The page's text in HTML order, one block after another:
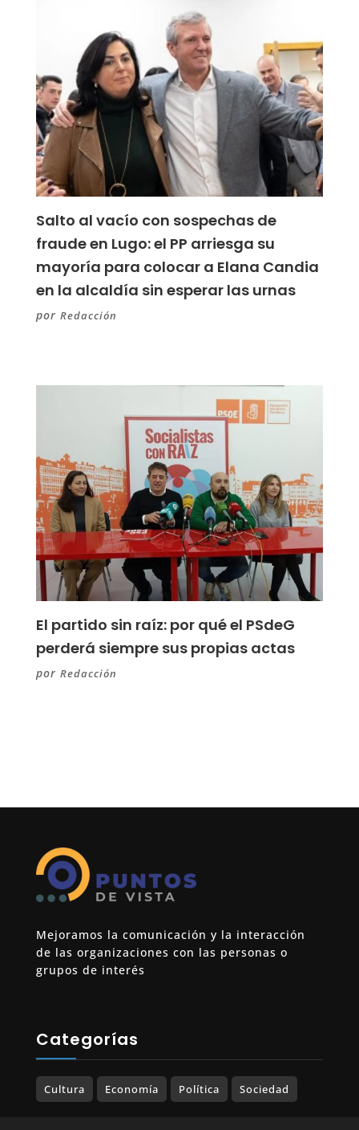
Salto al vacío con sospechas de
fraude en Lugo: el PP arriesga su
mayoría para colocar a Elana Candia
en la alcaldía sin esperar las urnas
por Redacción
El partido sin raíz: por qué el PSdeG
perderá siempre sus propias actas
por Redacción
Mejoramos la comunicación y la interacción
de las organizaciones con las personas o
grupos de interés
Categorías
Cultura Economía Política Sociedad